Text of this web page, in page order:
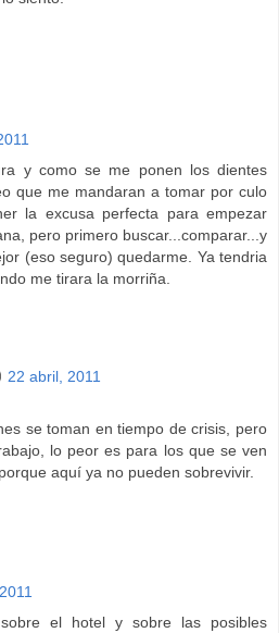
y como se me ponen los dientes
que me mandaran a tomar por culo
la excusa perfecta para empezar
pero primero buscar...comparar...y
(eso seguro) quedarme. Ya tendria
me tirara la morriña.
22 abril, 2011
se toman en tiempo de crisis, pero
lo peor es para los que se ven
aquí ya no pueden sobrevivir.
el hotel y sobre las posibles